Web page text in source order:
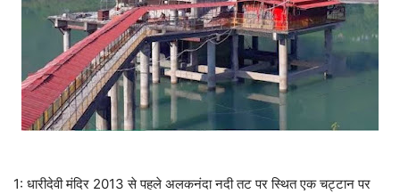
1: धारीदेवी मंदिर 2013 से पहले अलकनंदा नदी तट पर स्थित एक चट्टान पर